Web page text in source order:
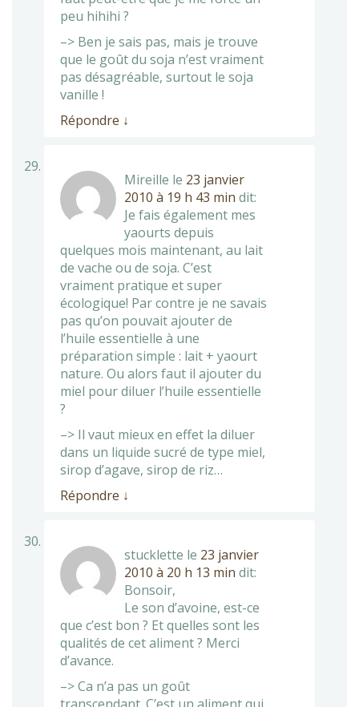
peu hihihi ?
–> Ben je sais pas, mais je trouve
que le goût du soja n’est vraiment
pas désagréable, surtout le soja
vanille !
Répondre ↓
Mireille le 23 janvier
2010 à 19 h 43 min dit:
Je fais également mes
yaourts depuis
quelques mois maintenant, au lait
de vache ou de soja. C’est
vraiment pratique et super
écologique! Par contre je ne savais
pas qu’on pouvait ajouter de
l’huile essentielle à une
préparation simple : lait + yaourt
nature. Ou alors faut il ajouter du
miel pour diluer l’huile essentielle
?
–> Il vaut mieux en effet la diluer
dans un liquide sucré de type miel,
sirop d’agave, sirop de riz…
Répondre ↓
stucklette le 23 janvier
2010 à 20 h 13 min dit:
Bonsoir,
Le son d’avoine, est-ce
que c’est bon ? Et quelles sont les
qualités de cet aliment ? Merci
d’avance.
–> Ca n’a pas un goût